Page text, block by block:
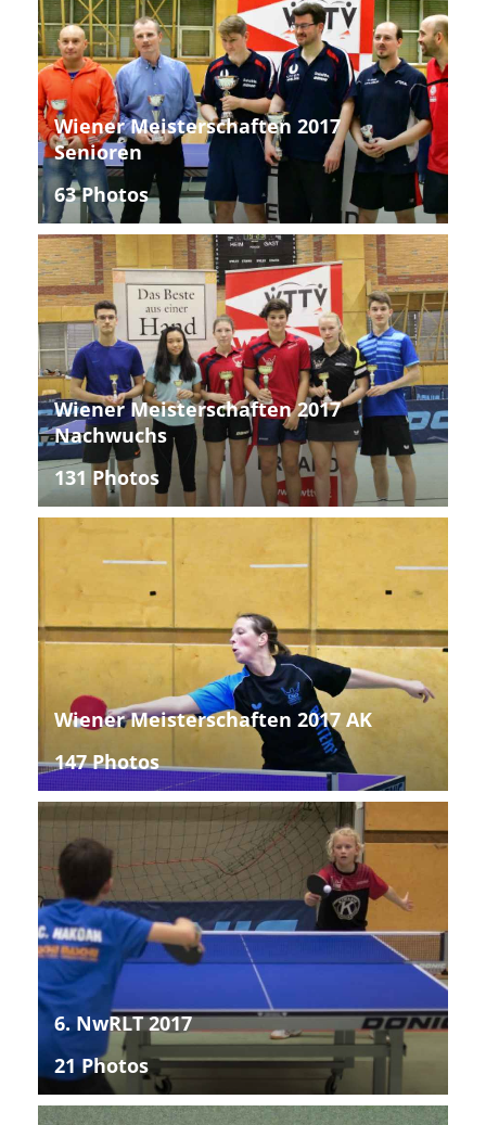
Wiener Meisterschaften 2017
Senioren
63 Photos
Wiener Meisterschaften 2017
Nachwuchs
131 Photos
Wiener Meisterschaften 2017 AK
147 Photos
6. NwRLT 2017
21 Photos